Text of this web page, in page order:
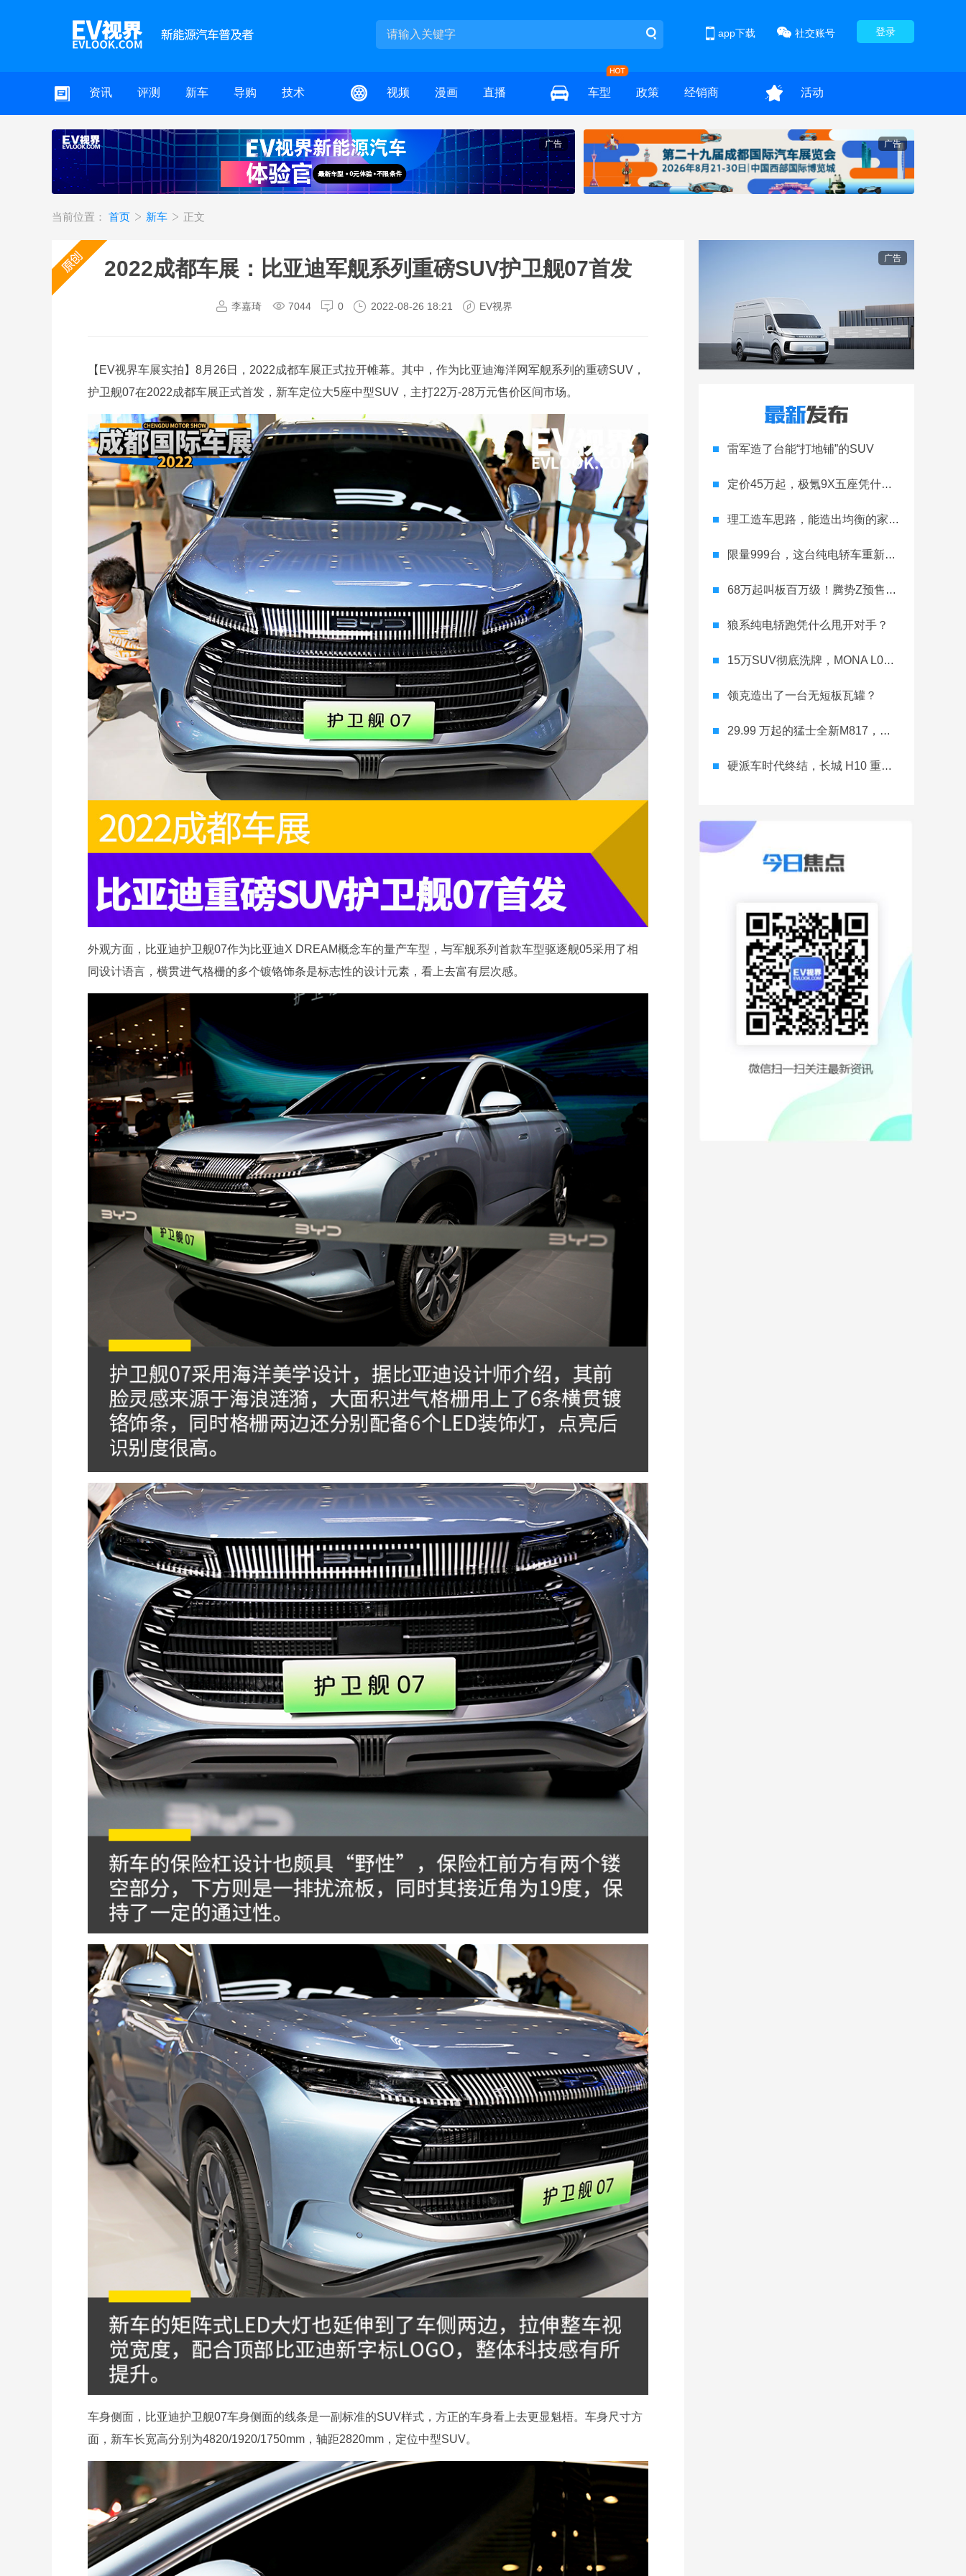
登录
社交账号
app下载
资讯 评测 新车 导购 技术 视频 漫画 直播 车型 政策 经销商 活动
广告 广告
当前位置： 首页 新车 正文
2022成都车展：比亚迪军舰系列重磅SUV护卫舰07首发
李嘉琦 7044 0 2022-08-26 18:21 EV视界
【EV视界车展实拍】8月26日，2022成都车展正式拉开帷幕。其中，作为比亚迪海洋网军舰系列的重磅SUV，
护卫舰07在2022成都车展正式首发，新车定位大5座中型SUV，主打22万-28万元售价区间市场。
外观方面，比亚迪护卫舰07作为比亚迪X DREAM概念车的量产车型，与军舰系列首款车型驱逐舰05采用了相
同设计语言，横贯进气格栅的多个镀铬饰条是标志性的设计元素，看上去富有层次感。
车身侧面，比亚迪护卫舰07车身侧面的线条是一副标准的SUV样式，方正的车身看上去更显魁梧。车身尺寸方
面，新车长宽高分别为4820/1920/1750mm，轴距2820mm，定位中型SUV。
广告
雷军造了台能“打地铺”的SUV
定价45万起，极氪9X五座凭什么领跑高端
理工造车思路，能造出均衡的家用轿跑吗
限量999台，这台纯电轿车重新定义运动家用
68万起叫板百万级！腾势Z预售开启
狼系纯电轿跑凭什么甩开对手？
15万SUV彻底洗牌，MONA L03直接降维打击
领克造出了一台无短板瓦罐？
29.99 万起的猛士全新M817，从此越野不靠老司机
硬派车时代终结，长城 H10 重新洗牌